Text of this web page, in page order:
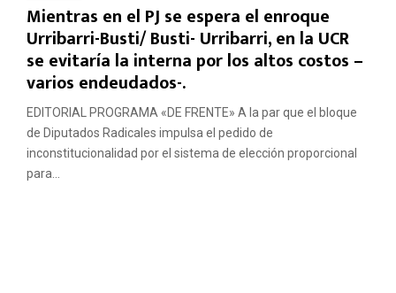
Mientras en el PJ se espera el enroque
Urribarri-Busti/ Busti- Urribarri, en la UCR
se evitaría la interna por los altos costos –
varios endeudados-.
EDITORIAL PROGRAMA «DE FRENTE» A la par que el bloque
de Diputados Radicales impulsa el pedido de
inconstitucionalidad por el sistema de elección proporcional
para...